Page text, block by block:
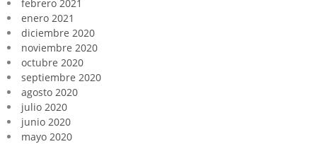
febrero 2021
enero 2021
diciembre 2020
noviembre 2020
octubre 2020
septiembre 2020
agosto 2020
julio 2020
junio 2020
mayo 2020